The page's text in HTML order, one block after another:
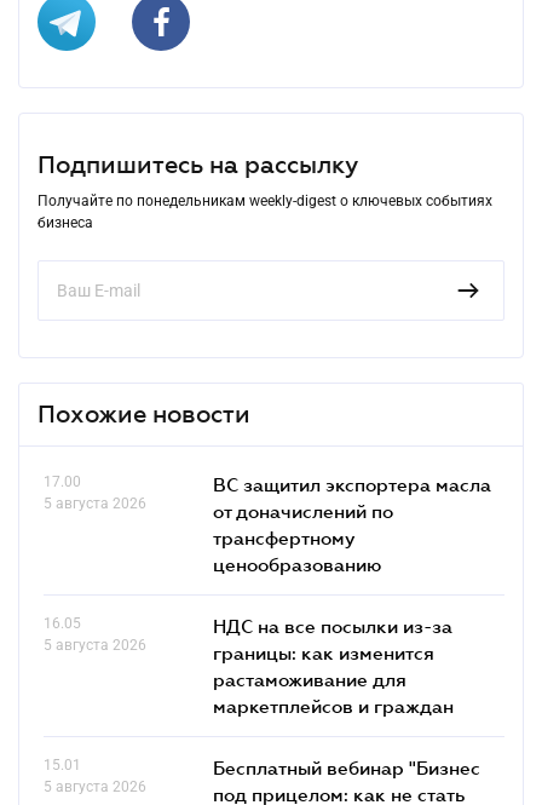
Подпишитесь на рассылку
Получайте по понедельникам weekly-digest о ключевых событиях
бизнеса
Похожие новости
17.00
5 августа 2026
ВС защитил экспортера масла
от доначислений по
трансфертному
ценообразованию
16.05
5 августа 2026
НДС на все посылки из-за
границы: как изменится
растаможивание для
маркетплейсов и граждан
15.01
5 августа 2026
Бесплатный вебинар "Бизнес
под прицелом: как не стать